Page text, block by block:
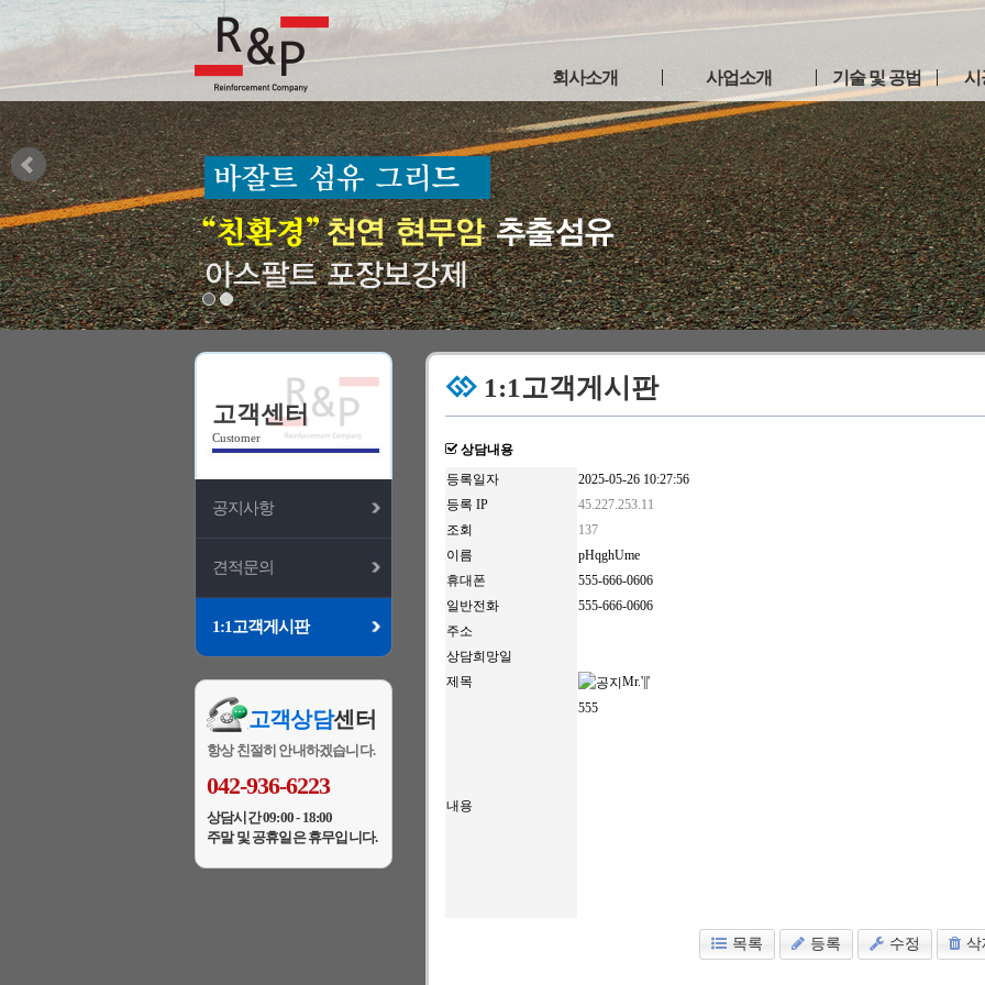
회사소개
인사말
사업연혁
인증현황
이용약관
개인정보취급방침
찾아오시는길
사업소개
아스팔트 섬유보강
아스팔트 포장
부대토목 공사
기술 및 공법
공법 소개
제품특징
시공방법
시
시공
트
사업
리
고객센터
Customer
공지사항
견적문의
1:1고객게시판
고객상담센터
항상 친절히 안내하겠습니다.
042-936-6223
상담시간 09:00 - 18:00
주말 및 공휴일은 휴무입니다.
1:1고객게시판
상담내용
등록일자
2025-05-26 10:27:56
등록 IP
45.227.253.11
조회
137
이름
pHqghUme
휴대폰
555-666-0606
일반전화
555-666-0606
주소
상담희망일
제목
Mr.'||'
내용
555
목록 등록 수정 삭